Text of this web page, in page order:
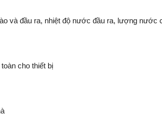
và đầu ra, nhiệt độ nước đầu ra, lượng nước
cho thiết bị